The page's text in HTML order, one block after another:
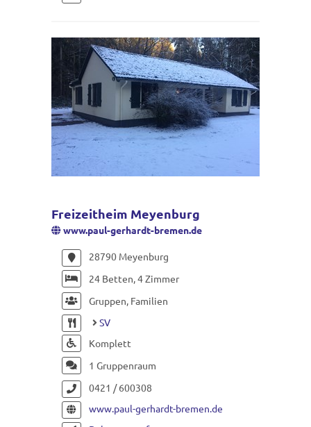
Freizeitheim Meyenburg
www.paul-gerhardt-bremen.de
28790 Meyenburg
24 Betten, 4 Zimmer
Gruppen, Familien
SV
Komplett
1 Gruppenraum
0421 / 600308
www.paul-gerhardt-bremen.de